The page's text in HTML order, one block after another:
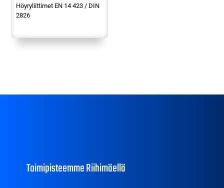
Höyryliittimet EN 14 423 / DIN
2826
Toimipisteemme Riihimäellä